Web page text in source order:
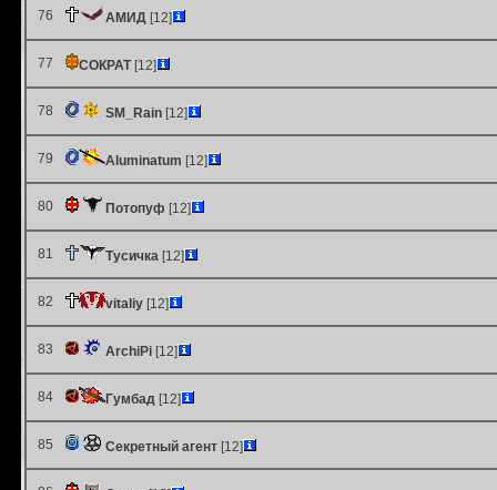
76 АМИД [12]
77 СОКРАТ[12]
78 SM_Rain [12]
79 Aluminatum [12]
80 Потопуф [12]
81 Тусичка [12]
82 vitaliy [12]
83 ArchiPi [12]
84 Гумбад [12]
85 Секретный агент [12]